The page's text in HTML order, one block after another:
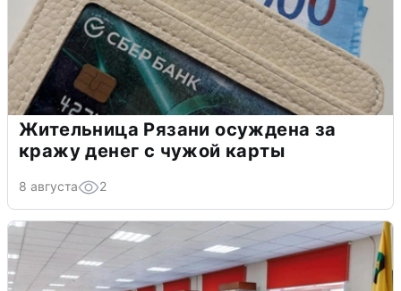
Жительница Рязани осуждена за
кражу денег с чужой карты
8 августа 2